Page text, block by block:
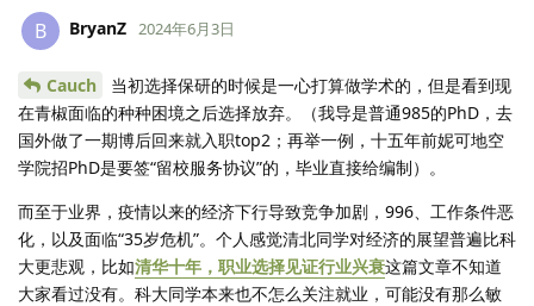
B BryanZ 2024年6月3日
Cauch
当初选择保研的时候是一心打算做学术的，但是看到现
在青椒面临的种种困境之后选择放弃。（我导是普通985的PhD，去
国外做了一期博后回来就入职top2；再举一例，十五年前妮可地空
学院招PhD是要签“留校服务协议”的，毕业直接给编制）。
而至于业界，疫情以来的经济下行导致竞争加剧，996、工作条件恶
化，以及面临“35岁危机”。个人感觉清北同学对经济的展望普遍比科
大更悲观，比如清华十年，职业选择见证行业兴衰这篇文章不知道
大家看过没有。科大同学本来也不怎么关注就业，可能没有那么敏